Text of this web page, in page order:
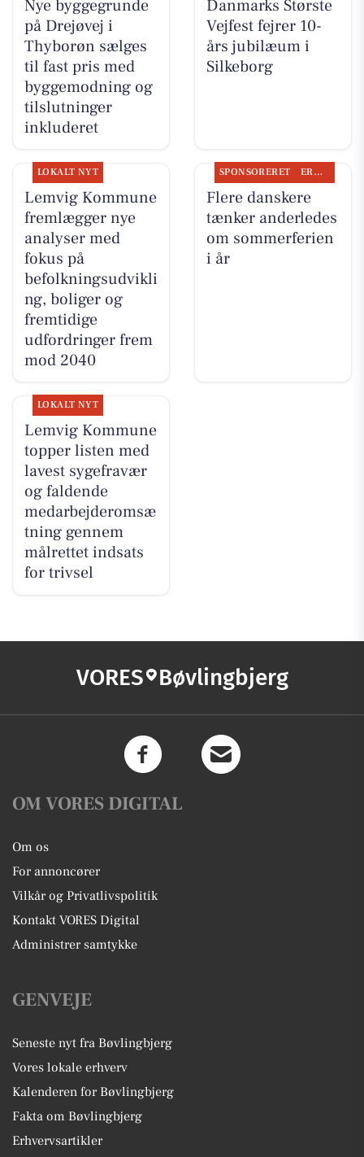
Nye byggegrunde
på Drejøvej i
Thyborøn sælges
til fast pris med
byggemodning og
tilslutninger
inkluderet
Danmarks Største
Vejfest fejrer 10-
års jubilæum i
Silkeborg
LOKALT NYT
Lemvig Kommune
fremlægger nye
analyser med
fokus på
befolkningsudvikli
ng, boliger og
fremtidige
udfordringer frem
mod 2040
SPONSORERET ERHVERV
Flere danskere
tænker anderledes
om sommerferien
i år
LOKALT NYT
Lemvig Kommune
topper listen med
lavest sygefravær
og faldende
medarbejderomsæ
tning gennem
målrettet indsats
for trivsel
VORES Bøvlingbjerg
OM VORES DIGITAL
Om os
For annoncører
Vilkår og Privatlivspolitik
Kontakt VORES Digital
Administrer samtykke
GENVEJE
Seneste nyt fra Bøvlingbjerg
Vores lokale erhverv
Kalenderen for Bøvlingbjerg
Fakta om Bøvlingbjerg
Erhvervsartikler